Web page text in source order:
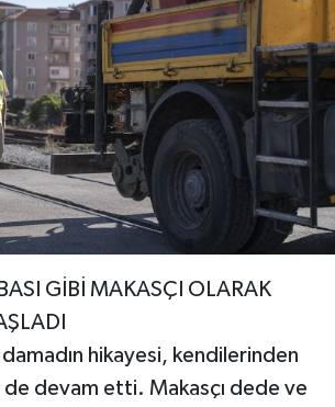
GİBİ MAKASÇI OLARAK
hikayesi, kendilerinden
devam etti. Makasçı dede ve